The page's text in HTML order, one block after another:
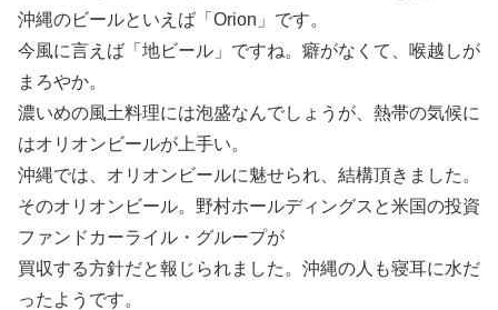
沖縄のビールといえば「Orion」です。
今風に言えば「地ビール」ですね。癖がなくて、喉越しが
まろやか。
濃いめの風土料理には泡盛なんでしょうが、熱帯の気候に
はオリオンビールが上手い。
沖縄では、オリオンビールに魅せられ、結構頂きました。
そのオリオンビール。野村ホールディングスと米国の投資
ファンドカーライル・グループが
買収する方針だと報じられました。沖縄の人も寝耳に水だ
ったようです。